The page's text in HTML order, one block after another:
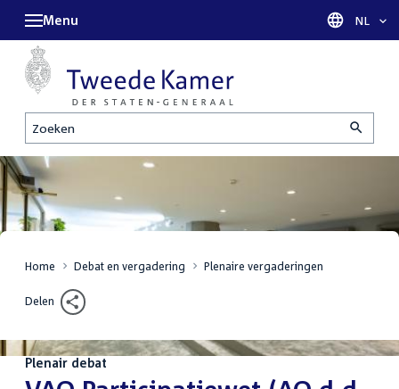
Zoeken
Menu Taal
NL
Home Debat en vergadering Plenaire vergaderingen
Delen
Plenair debat
: